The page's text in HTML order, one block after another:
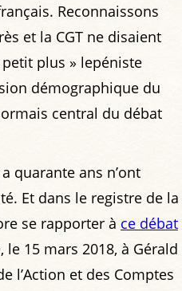
Reconnaissons
et la CGT ne disaient
plus » lepéniste
démographique du
central du débat
quarante ans n’ont
Et dans le registre de la
se rapporter à ce débat
le 15 mars 2018, à Gérald
l’Action et des Comptes